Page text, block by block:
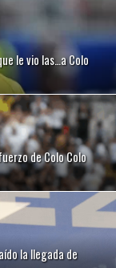
le vio las…a Colo
de Colo Colo
la llegada de